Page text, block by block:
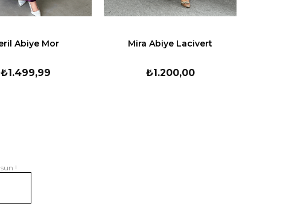
Abiye Mor
₺1.499,99
Mira Abiye Lacivert
₺1.200,00
!